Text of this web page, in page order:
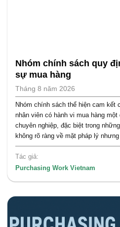
Nhóm chính sách quy
sự mua hàng
Tháng 8 năm 2026
Nhóm chính sách thể hiện cam kết
nhân viên có hành vi mua hàng
chuyên nghiệp, đặc biệt trong
không rõ ràng về mặt pháp lý
Tác giả:
Purchasing Work Vietnam